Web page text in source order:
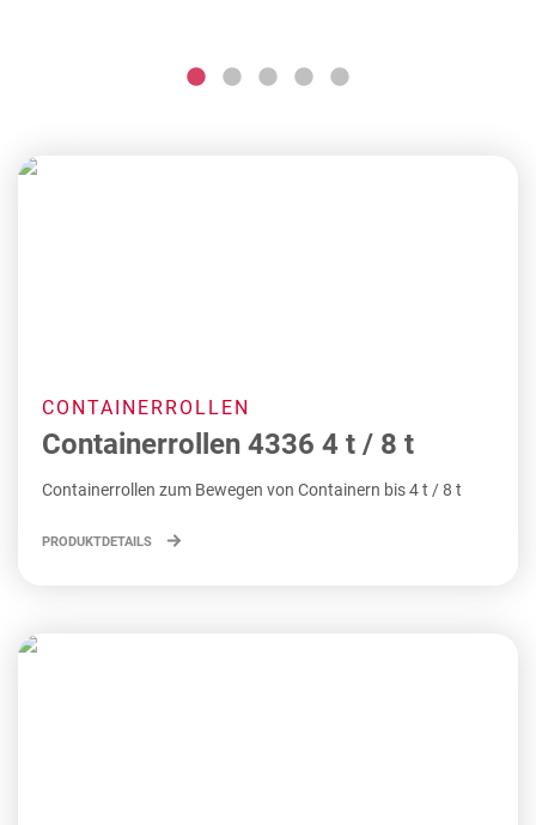
CONTAINERROLLEN
Containerrollen 4336 4 t / 8 t
Containerrollen zum Bewegen von Containern bis 4 t / 8 t
PRODUKTDETAILS